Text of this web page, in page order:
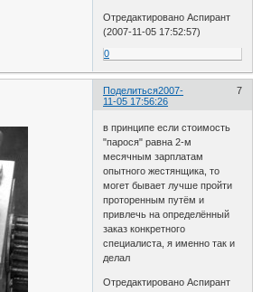
Отредактировано Аспирант
(2007-11-05 17:52:57)
0
Поделиться 7
2007-
11-05 17:56:26
в принципе если стоимость
"парося" равна 2-м
месячным зарплатам
опытного жестянщика, то
могет бывает лучше пройти
проторенным путём и
привлечь на определённый
заказ конкретного
специалиста, я именно так и
делал
Отредактировано Аспирант